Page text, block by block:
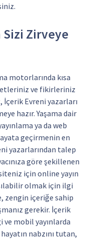
Zirveye
motorlarında kısa
ve fikirleriniz
İçerik Evreni yazarları
hazır. Yaşama dair
ya da web
geçirmenin en
yazarlarından talep
göre şekillenen
için online yayın
olmak için ilgi
zengin içeriğe sahip
gerekir. İçerik
ve mobil yayınlarda
nabzını tutan,